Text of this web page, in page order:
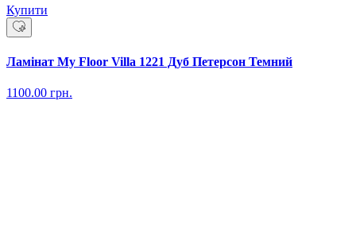
Купити
Ламінат My Floor Villa 1221 Дуб Петерсон Темний
1100.00 грн.